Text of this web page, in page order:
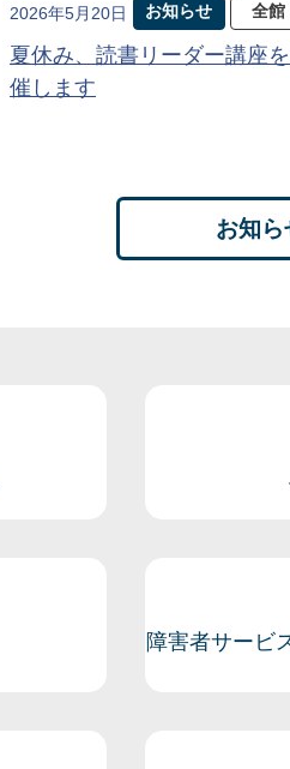
2026年5月20日 お知らせ 全館
夏休み、読書リーダー講座
催します
お知
障害者サービ